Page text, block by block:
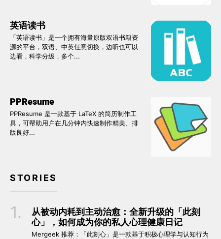
英语读书
「英语读书」是一个拥有海量原版双语书籍资
源的平台，双语、中英任意切换，边听也可以
边看，科学分级，多个...
PPResume
PPResume 是一款基于 LaTeX 的简历制作工
具，可帮助用户在几分钟内快速制作精美、排
版良好...
STORIES
从被动内耗到主动治愈：全新升级的「此刻
心」，如何成为你的私人心理健康日记
Mergeek 推荐：「此刻心」是一款基于积极心理学与认知行为